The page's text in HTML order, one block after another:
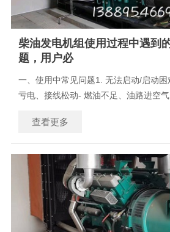
柴油发电机组使用过程中遇到
题，用户必
一、使用中常见问题1. 无法启动/启动困
亏电、接线松动- 燃油不足、油路进空气
机- 低油压、高水温保护停机- 燃油耗尽
查看更多